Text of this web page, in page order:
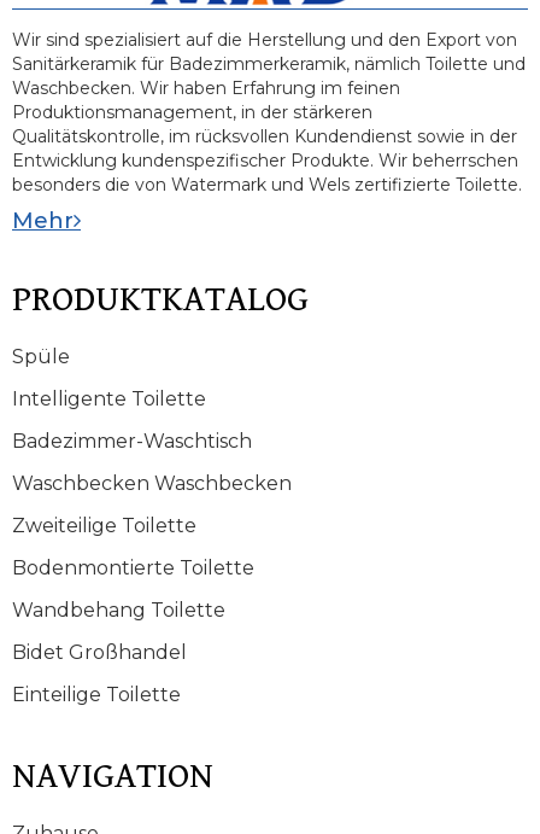
Wir sind spezialisiert auf die Herstellung und den Export von
Sanitärkeramik für Badezimmerkeramik, nämlich Toilette und
Waschbecken. Wir haben Erfahrung im feinen
Produktionsmanagement, in der stärkeren
Qualitätskontrolle, im rücksvollen Kundendienst sowie in der
Entwicklung kundenspezifischer Produkte. Wir beherrschen
besonders die von Watermark und Wels zertifizierte Toilette.
Mehr
PRODUKTKATALOG
Spüle
Intelligente Toilette
Badezimmer-Waschtisch
Waschbecken Waschbecken
Zweiteilige Toilette
Bodenmontierte Toilette
Wandbehang Toilette
Bidet Großhandel
Einteilige Toilette
NAVIGATION